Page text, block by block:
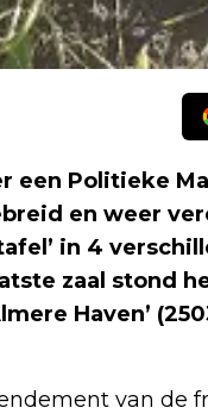
een Politieke
en weer
in 4
zaal stond
Haven’
van de